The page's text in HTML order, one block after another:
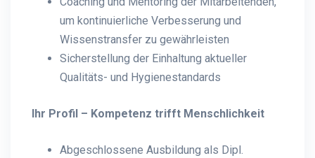
um kontinuierliche Verbesserung und
Wissenstransfer zu gewährleisten
Sicherstellung der Einhaltung aktueller
Qualitäts- und Hygienestandards
Ihr Profil – Kompetenz trifft Menschlichkeit
Abgeschlossene Ausbildung als Dipl.